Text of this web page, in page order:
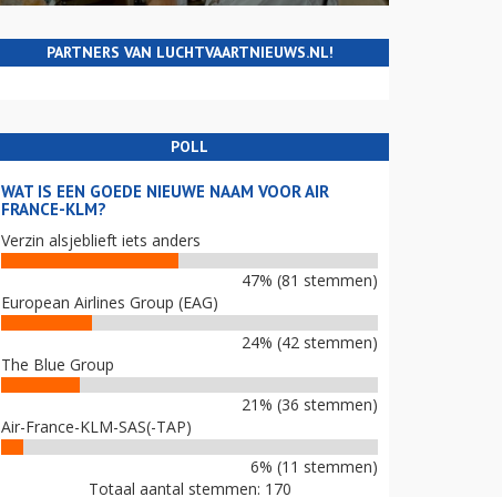
PARTNERS VAN LUCHTVAARTNIEUWS.NL!
POLL
WAT IS EEN GOEDE NIEUWE NAAM VOOR AIR
FRANCE-KLM?
Verzin alsjeblieft iets anders
47% (81 stemmen)
European Airlines Group (EAG)
24% (42 stemmen)
The Blue Group
21% (36 stemmen)
Air-France-KLM-SAS(-TAP)
6% (11 stemmen)
Totaal aantal stemmen: 170